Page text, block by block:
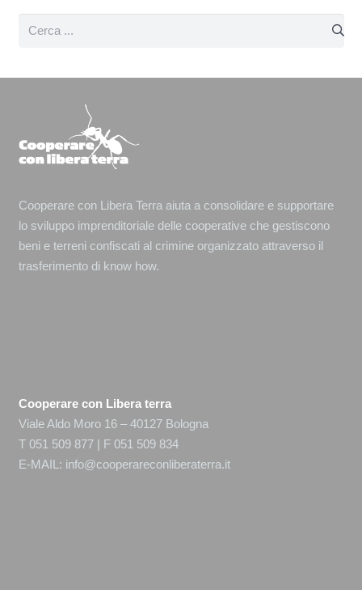
Cooperare con Libera Terra aiuta a consolidare e supportare
lo sviluppo imprenditoriale delle cooperative che gestiscono
beni e terreni confiscati al crimine organizzato attraverso il
trasferimento di know how.
Cooperare con Libera terra
Viale Aldo Moro 16 – 40127 Bologna
T 051 509 877 | F 051 509 834
E-MAIL: info@cooperareconliberaterra.it